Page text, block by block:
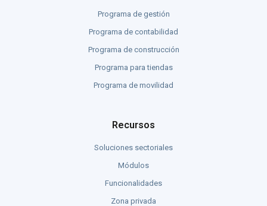
Programa de gestión
Programa de contabilidad
Programa de construcción
Programa para tiendas
Programa de movilidad
Recursos
Soluciones sectoriales
Módulos
Funcionalidades
Zona privada